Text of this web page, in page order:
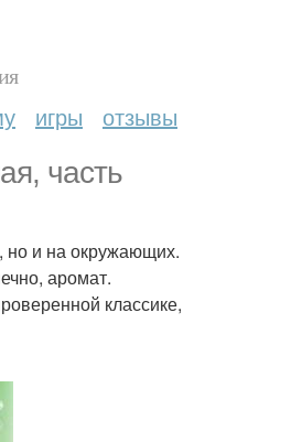
игры отзывы
часть
но и на окружающих.
аромат.
классике,